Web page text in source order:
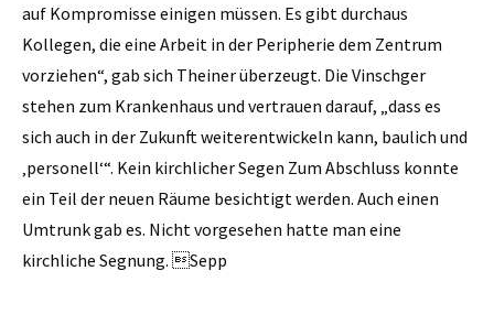
auf Kompromisse einigen müssen. Es gibt durchaus
Kollegen, die eine Arbeit in der Peripherie dem Zentrum
vorziehen“, gab sich Theiner überzeugt. Die Vinschger
stehen zum Krankenhaus und vertrauen darauf, „dass es
sich auch in der Zukunft weiterentwickeln kann, baulich und
‚personell‘“. Kein kirchlicher Segen Zum Abschluss konnte
ein Teil der neuen Räume besichtigt werden. Auch einen
Umtrunk gab es. Nicht vorgesehen hatte man eine
kirchliche Segnung. Sepp